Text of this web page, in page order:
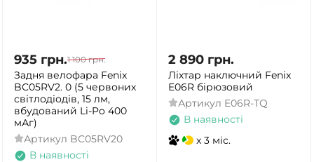
935 грн.1 100 грн.
Задня велофара Fenix
BC05RV2. 0 (5 червоних
світлодіодів, 15 лм,
вбудований Li-Po 400
мАг)
Артикул BC05RV20
В наявності
2 890 грн.
Ліхтар наключний Fenix
E06R бірюзовий
Артикул E06R-TQ
В наявності
x 3 міс.